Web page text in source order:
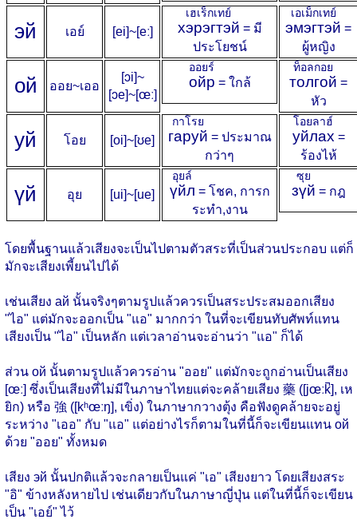
эй เอย์ [ei]~[eː] хэрэгтэй
เฮเร็กเทย์
= มี
ประโยชน์
эмэгтэй
เอเม็กเทย์
=
ผู้หญิง
ой ออย~เออ
[ɔi]~
[ɔe]~[œː]
ойр
ออยร์
= ใกล้ толгой
ท็อลกอย
=
หัว
уй โอย [oi]~[ʊe] гаруй
กาโรย
= ประมาณ
กว่าๆ
уйлах
โอยลาฮ์
=
ร้องไห้
үй อุย [ui]~[ue] үйл
อุยล์
= โชค, การก
ระทำ,งาน
зүй
ซุย
= กฎ
โดยพื้นฐานแล้วเสียงจะเป็นไปตามตัวสระที่เป็นส่วนประกอบ แต่ก็
มักจะเสียงเพี้ยนไปได้
เช่นเสียง ай นั้นจริงๆตามรูปแล้วควรเป็นสระประสมออกเสียง
"ไอ" แต่มักจะออกเป็น "แอ" มากกว่า ในที่จะเขียนทับศัพท์แทน
เสียงเป็น "ไอ" เป็นหลัก แต่เวลาอ่านจะอ่านว่า "แอ" ก็ได้
ส่วน ой นั้นตามรูปแล้วควรอ่าน "ออย" แต่มักจะถูกอ่านเป็นเสียง
[œː] ซึ่งเป็นเสียงที่ไม่มีในภาษาไทยแต่จะคล้ายเสียง 藥 ([jœːk̚], เห
ยิก) หรือ 強 ([kʰœːŋ], เขิ่ง) ในภาษากวางตุ้ง คือฟังดูคล้ายจะอยู่
ระหว่าง "เออ" กับ "แอ" แต่อย่างไรก็ตามในที่นี้ก็จะเขียนแทน ой
ด้วย "ออย" ทั้งหมด
เสียง эй นั้นปกติแล้วจะกลายเป็นแค่ "เอ" เสียงยาว โดยเสียงสระ
"อิ" ข้างหลังหายไป เช่นเดียวกับในภาษาญี่ปุ่น แต่ในที่นี้ก็จะเขียน
เป็น "เอย์" ไว้